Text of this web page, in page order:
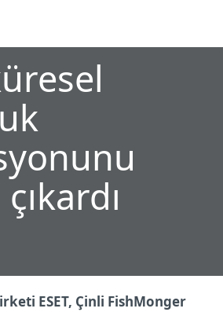
ESET, Çinli FishMonger